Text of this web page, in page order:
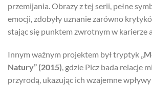
przemijania. Obrazy z tej serii, pełne
emocji, zdobyły uznanie zarówno
stając się punktem zwrotnym w karierze
Innym ważnym projektem był tryptyk
Natury” (2015), gdzie Picz bada relacje
przyrodą, ukazując ich wzajemne